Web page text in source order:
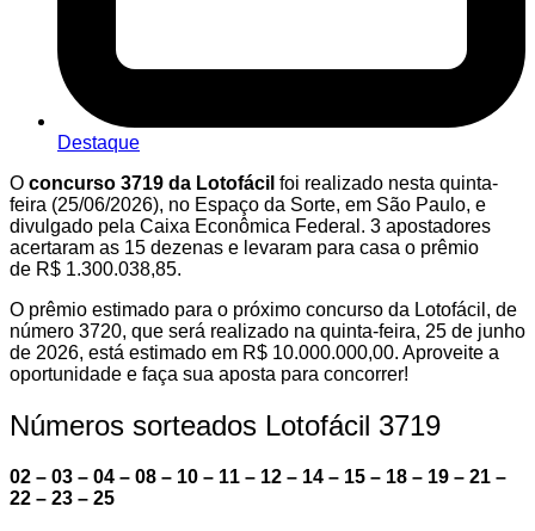
Destaque
O concurso 3719 da Lotofácil foi realizado nesta quinta-
feira (25/06/2026), no Espaço da Sorte, em São Paulo, e
divulgado pela Caixa Econômica Federal. 3 apostadores
acertaram as 15 dezenas e levaram para casa o prêmio
de R$ 1.300.038,85.
O prêmio estimado para o próximo concurso da Lotofácil, de
número 3720, que será realizado na quinta-feira, 25 de junho
de 2026, está estimado em R$ 10.000.000,00. Aproveite a
oportunidade e faça sua aposta para concorrer!
Números sorteados Lotofácil 3719
02 – 03 – 04 – 08 – 10 – 11 – 12 – 14 – 15 – 18 – 19 – 21 –
22 – 23 – 25